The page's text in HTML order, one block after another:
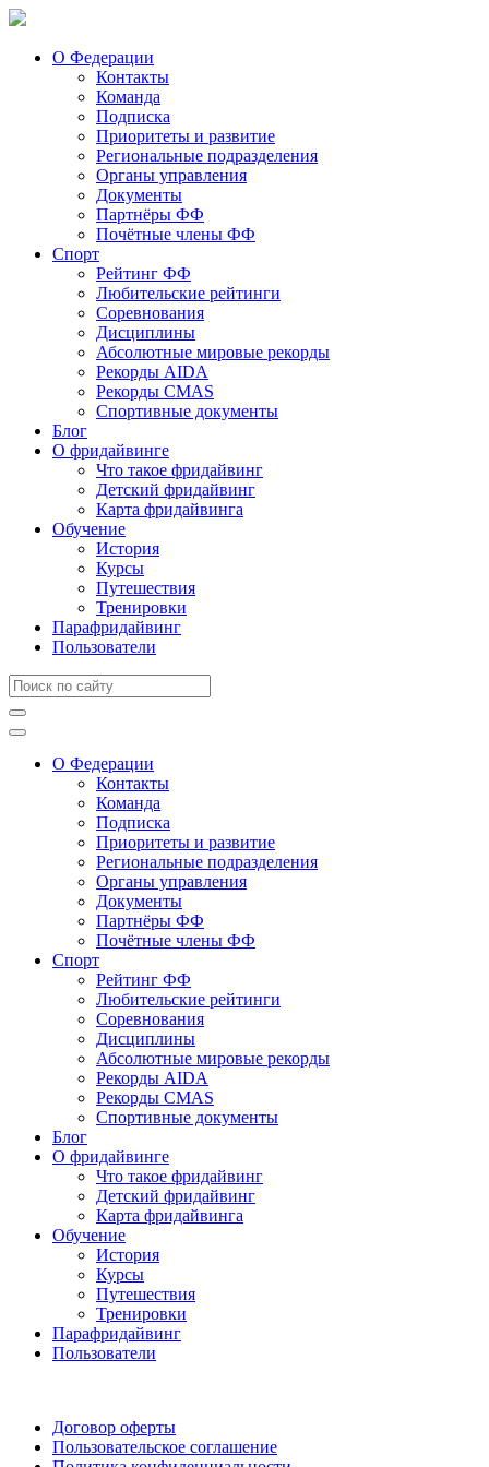
О Федерации
Контакты
Команда
Подписка
Приоритеты и развитие
Региональные подразделения
Органы управления
Документы
Партнёры ФФ
Почётные члены ФФ
Спорт
Рейтинг ФФ
Любительские рейтинги
Соревнования
Дисциплины
Абсолютные мировые рекорды
Рекорды AIDA
Рекорды CMAS
Спортивные документы
Блог
О фридайвинге
Что такое фридайвинг
Детский фридайвинг
Карта фридайвинга
Обучение
История
Курсы
Путешествия
Тренировки
Парафридайвинг
Пользователи
О Федерации
Контакты
Команда
Подписка
Приоритеты и развитие
Региональные подразделения
Органы управления
Документы
Партнёры ФФ
Почётные члены ФФ
Спорт
Рейтинг ФФ
Любительские рейтинги
Соревнования
Дисциплины
Абсолютные мировые рекорды
Рекорды AIDA
Рекорды CMAS
Спортивные документы
Блог
О фридайвинге
Что такое фридайвинг
Детский фридайвинг
Карта фридайвинга
Обучение
История
Курсы
Путешествия
Тренировки
Парафридайвинг
Пользователи
Договор оферты
Пользовательское соглашение